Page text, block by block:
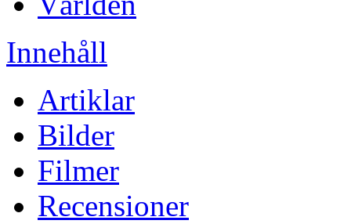
Innehåll
Artiklar
Bilder
Filmer
Recensioner